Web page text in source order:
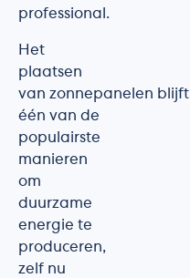
professional.
Het
plaatsen
van zonnepanelen blijft
één van de
populairste
manieren
om
duurzame
energie te
produceren,
zelf nu